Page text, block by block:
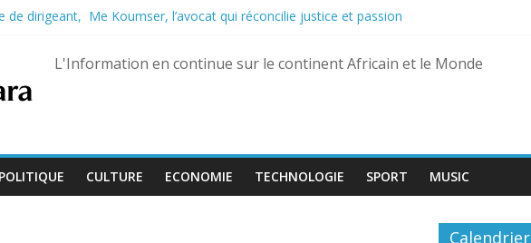
dirigeant, Me Koumser, l’avocat qui réconcilie justice et passion
13 août dans trois États différents
: 883 millions de dollars espérés
Dr Adoum Inoua appelle à recentrer le débat sur « l’essentiel »
L'Information en continue sur le continent Africain et le Monde
POLITIQUE CULTURE ECONOMIE TECHNOLOGIE SPORT MUSIC
Calendrier